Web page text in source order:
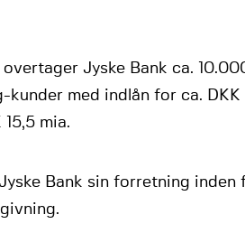
Jyske Bank ca.
med indlån for ca. DKK
mia.
Bank sin forretning inden